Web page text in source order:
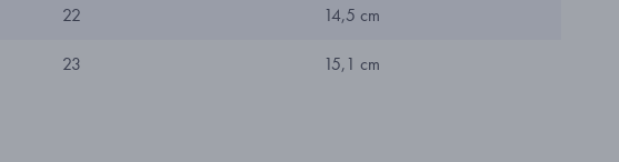
22 14,5 cm
23 15,1 cm